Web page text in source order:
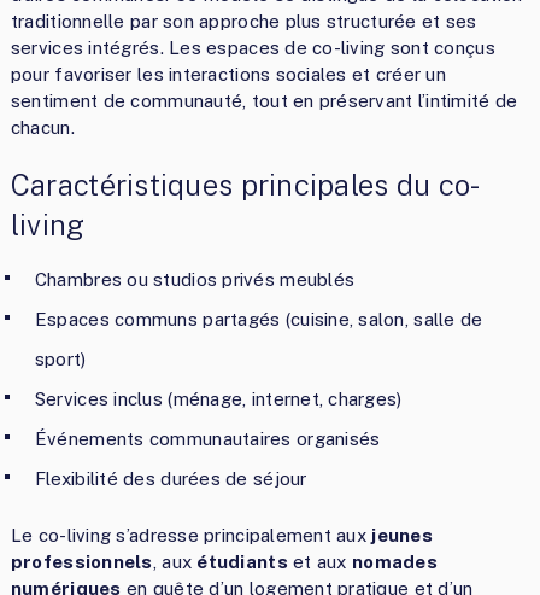
traditionnelle par son approche plus structurée et ses
services intégrés. Les espaces de co-living sont conçus
pour favoriser les interactions sociales et créer un
sentiment de communauté, tout en préservant l’intimité de
chacun.
Caractéristiques principales du co-
living
Chambres ou studios privés meublés
Espaces communs partagés (cuisine, salon, salle de
sport)
Services inclus (ménage, internet, charges)
Événements communautaires organisés
Flexibilité des durées de séjour
Le co-living s’adresse principalement aux jeunes
professionnels , aux étudiants et aux nomades
numériques en quête d’un logement pratique et d’un